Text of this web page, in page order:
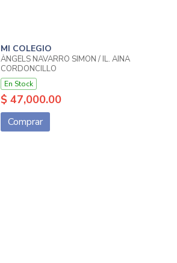
MI COLEGIO
ÀNGELS NAVARRO SIMON / IL. AINA
CORDONCILLO
En Stock
$ 47,000.00
Comprar